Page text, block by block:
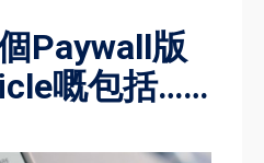
Paywall版
嘅包括……